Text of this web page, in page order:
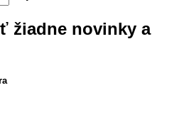
žiadne novinky a